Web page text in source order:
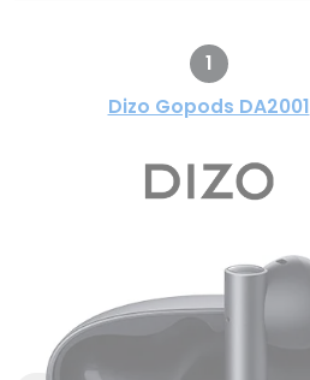
1
Dizo Gopods DA2001